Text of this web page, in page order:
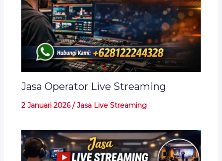
Jasa Operator Live Streaming
2 Januari 2026/Jasa Live Streaming